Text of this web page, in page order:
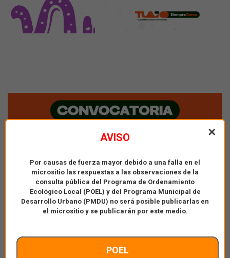
✕
AVISO
Por causas de fuerza mayor debido a una falla en el
micrositio las respuestas a las observaciones de la
consulta pública del Programa de Ordenamiento
Ecológico Local (POEL) y del Programa Municipal de
Desarrollo Urbano (PMDU) no será posible publicarlas en
el micrositio y se publicarán por este medio.
POEL